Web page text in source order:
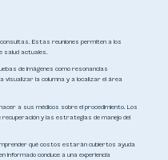
Estas reuniones permiten a los
salud actuales.
de imágenes como resonancias
visualizar la columna y a localizar el área
a sus médicos sobre el procedimiento. Los
recuperación y las estrategias de manejo del
qué costos estarán cubiertos ayuda
conduce a una experiencia